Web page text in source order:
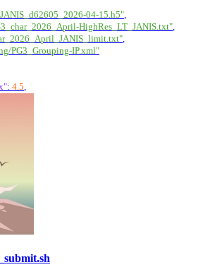
04-15.h5"
HighRes_LT_JANIS.txt"
PG3_Grouping-IP.xml"
: 4.5